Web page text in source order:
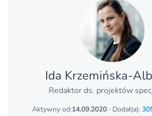
Ida Krzemińska-
Redaktor ds. projektów
Aktywny od:14.09.2020 · Dodał(a):